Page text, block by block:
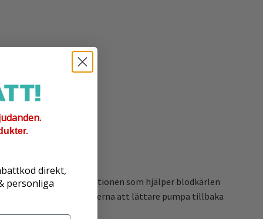
förbättrar blodcirkulationen som hjälper blodkärlen
förlopp hjälper venerna att lättare pumpa tillbaka
direkt,
personliga